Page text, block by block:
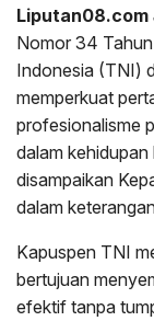
Liputan08.com
Nomor 34
Indonesia (TNI)
memperkuat
profesionalisme
dalam
disampaikan
dalam
Kapuspen TNI
bertujuan
efektif tanpa